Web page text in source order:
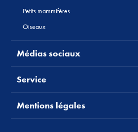
Petits mammifères
Oiseaux
Médias sociaux
Service
Mentions légales